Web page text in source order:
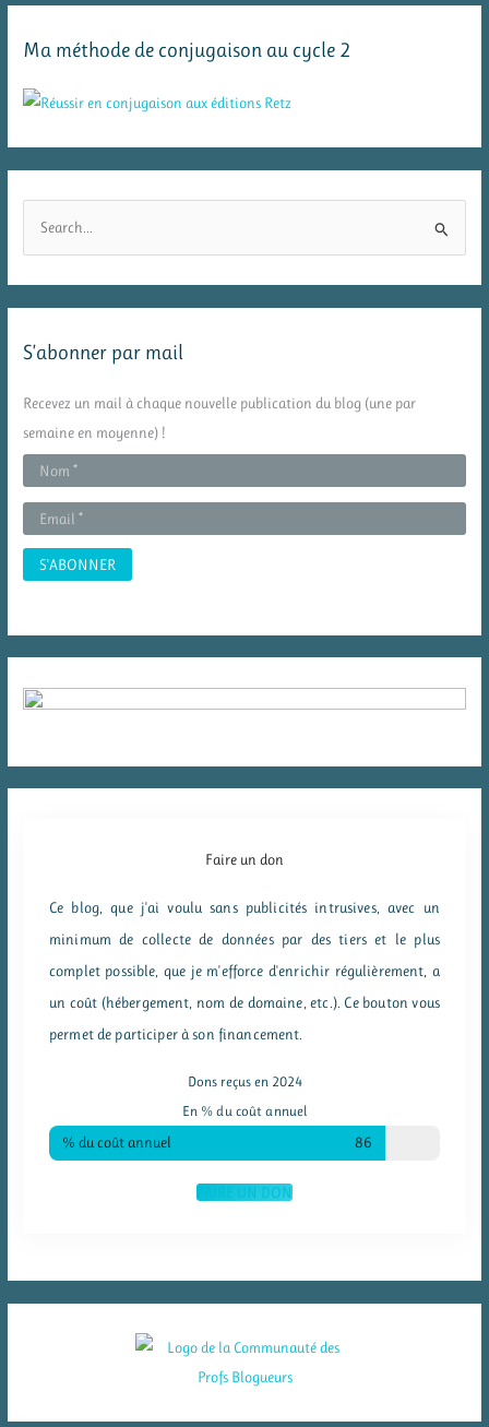
Ma méthode de conjugaison au cycle 2
r
:
S’abonner par mail
Recevez un mail à chaque nouvelle publication du blog (une par
semaine en moyenne) !
Faire un don
Ce blog, que j'ai voulu sans publicités intrusives, avec un
minimum de collecte de données par des tiers et le plus
complet possible, que je m'efforce d'enrichir régulièrement, a
un coût (hébergement, nom de domaine, etc.). Ce bouton vous
permet de participer à son financement.
Dons reçus en 2024
En % du coût annuel
% du coût annuel 86
FAIRE UN DON